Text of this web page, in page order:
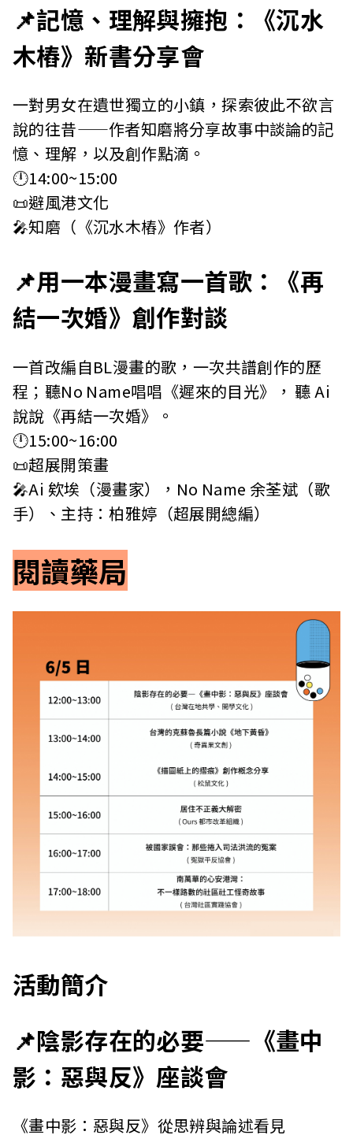
📌記憶、理解與擁抱：《沉水
木樁》新書分享會
一對男女在遺世獨立的小鎮，探索彼此不欲言
說的往昔——作者知磨將分享故事中談論的記
憶、理解，以及創作點滴。
🕛14:00~15:00
📜避風港文化
🎤知磨（《沉水木樁》作者）
📌用一本漫畫寫一首歌：《再
結一次婚》創作對談
一首改編自BL漫畫的歌，一次共譜創作的歷
程；聽No Name唱唱《遲來的目光》， 聽 Ai
說說《再結一次婚》。
🕛15:00~16:00
📜超展開策畫
🎤Ai 欸埃（漫畫家），No Name 余荃斌（歌
手）、主持：柏雅婷（超展開總編）
閱讀藥局
活動簡介
📌陰影存在的必要——《畫中
影：惡與反》座談會
《畫中影：惡與反》從思辨與論述看見